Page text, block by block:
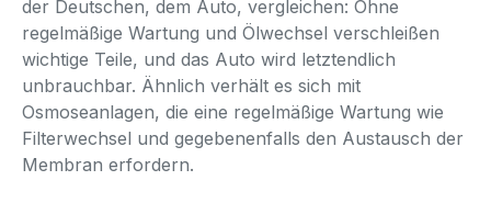
der Deutschen, dem Auto, vergleichen: Ohne
regelmäßige Wartung und Ölwechsel verschleißen
wichtige Teile, und das Auto wird letztendlich
unbrauchbar. Ähnlich verhält es sich mit
Osmoseanlagen, die eine regelmäßige Wartung wie
Filterwechsel und gegebenenfalls den Austausch der
Membran erfordern.